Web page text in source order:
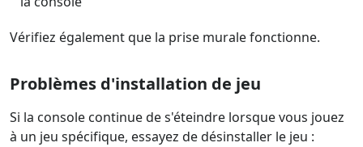
Vérifiez également que la prise murale fonctionne.
Problèmes d'installation de jeu
Si la console continue de s'éteindre lorsque vous jouez
à un jeu spécifique, essayez de désinstaller le jeu :